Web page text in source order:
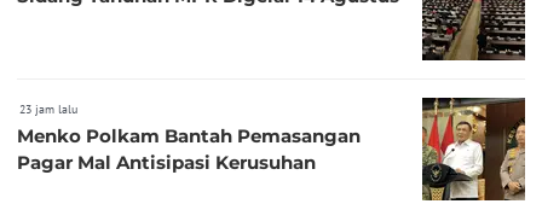
23 jam lalu
Menko Polkam Bantah Pemasangan
Pagar Mal Antisipasi Kerusuhan